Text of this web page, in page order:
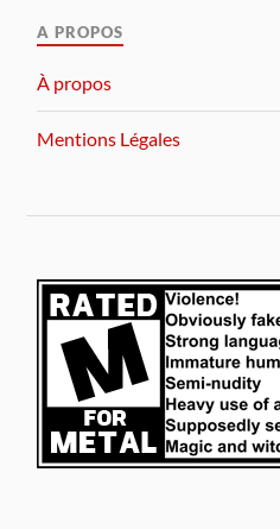
A PROPOS
À propos
Mentions Légales